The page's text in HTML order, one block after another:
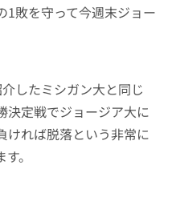
1敗を守って今週末ジョー
したミシガン大と同じ
決定戦でジョージア大に
ければ脱落という非常に
。